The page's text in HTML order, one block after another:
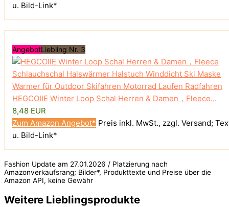
u. Bild-Link*
AngebotLiebling Nr. 3
HEGCOIIE Winter Loop Schal Herren & Damen，Fleece...
8,48 EUR
Zum Amazon Angebot* Preis inkl. MwSt., zzgl. Versand;
u. Bild-Link*
Fashion Update am 27.01.2026 / Platzierung nach
Amazonverkaufsrang; Bilder*, Produkttexte und Preise über die
Amazon API, keine Gewähr
Weitere Lieblingsprodukte